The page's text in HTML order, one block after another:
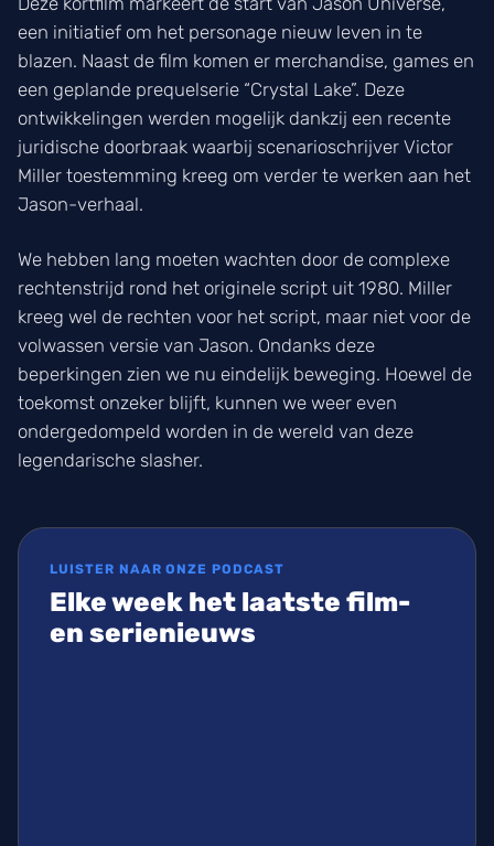
een initiatief om het personage nieuw leven in te
blazen. Naast de film komen er merchandise, games en
een geplande prequelserie “Crystal Lake”. Deze
ontwikkelingen werden mogelijk dankzij een recente
juridische doorbraak waarbij scenarioschrijver Victor
Miller toestemming kreeg om verder te werken aan het
Jason-verhaal.
We hebben lang moeten wachten door de complexe
rechtenstrijd rond het originele script uit 1980. Miller
kreeg wel de rechten voor het script, maar niet voor de
volwassen versie van Jason. Ondanks deze
beperkingen zien we nu eindelijk beweging. Hoewel de
toekomst onzeker blijft, kunnen we weer even
ondergedompeld worden in de wereld van deze
legendarische slasher.
LUISTER NAAR ONZE PODCAST
Elke week het laatste film-
en serienieuws